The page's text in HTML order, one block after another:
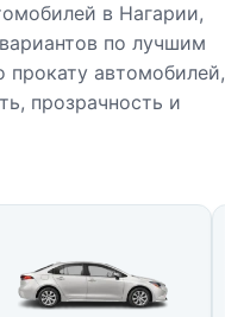
в Нагарии,
по лучшим
автомобилей,
прозрачность и
Нагарии